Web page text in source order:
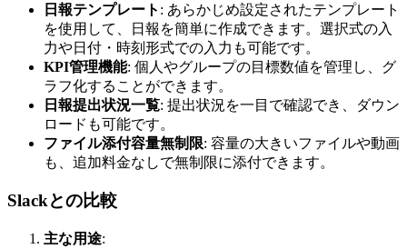
日報テンプレート : あらかじめ設定されたテンプレート
を使用して、日報を簡単に作成できます。選択式の入
力や日付・時刻形式での入力も可能です。
KPI管理機能: 個人やグループの目標数値を管理し、グ
ラフ化することができます。
日報提出状況一覧: 提出状況を一目で確認でき、ダウン
ロードも可能です。
ファイル添付容量無制限: 容量の大きいファイルや動画
も、追加料金なしで無制限に添付できます。
Slackとの比較
主な用途: